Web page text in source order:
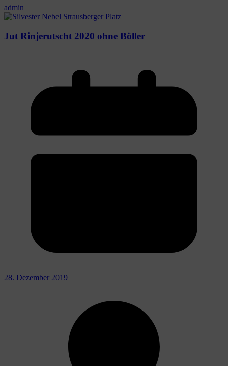
admin
Jut Rinjerutscht 2020 ohne Böller
28. Dezember 2019